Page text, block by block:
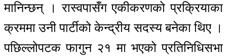
मानिन्छन् । रास्वपासँग एकीकरणको प्रक्रियाका
क्रममा उनी पार्टीको केन्द्रीय सदस्य बनेका थिए ।
पछिल्लोपटक फागुन २१ मा भएको प्रतिनिधिसभा